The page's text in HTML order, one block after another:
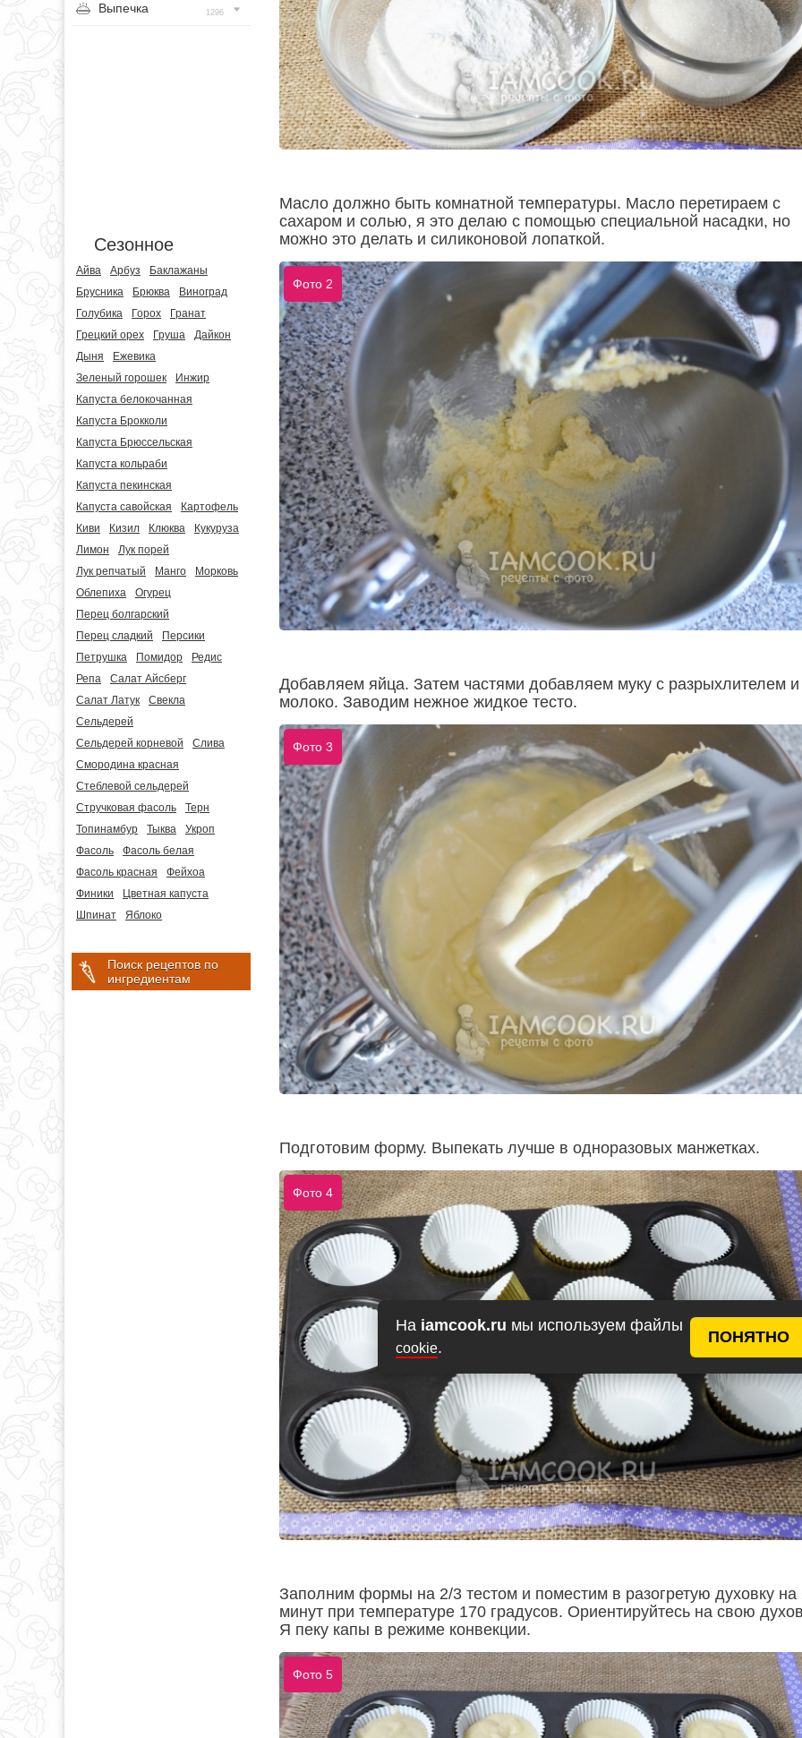
На iamcook.ru мы используем файлы
cookie.
ПОНЯТНО
Выпечка 1296
Сезонное
Айва Арбуз
Баклажаны
Брусника
Брюква
Виноград
Голубика
Горох
Гранат
Грецкий орех
Груша
Дайкон
Дыня
Ежевика
Зеленый горошек
Инжир
Капуста белокочанная
Капуста Брокколи
Капуста Брюссельская
Капуста кольраби
Капуста пекинская
Капуста савойская
Картофель
Киви
Кизил Клюква
Кукуруза
Лимон
Лук порей
Лук репчатый
Манго
Морковь
Облепиха
Огурец
Перец болгарский
Перец сладкий
Персики
Петрушка
Помидор
Редис
Репа
Салат Айсберг
Салат Латук
Свекла
Сельдерей
Сельдерей корневой
Слива
Смородина красная
Стеблевой сельдерей
Стручковая фасоль
Терн
Топинамбур
Тыква
Укроп
Фасоль
Фасоль белая
Фасоль красная
Фейхоа
Финики
Цветная капуста
Шпинат
Яблоко
Поиск рецептов по
ингредиентам
Масло должно быть комнатной температуры. Масло перетираем с
сахаром и солью, я это делаю с помощью специальной насадки, но
можно это делать и силиконовой лопаткой.
Фото 2
Добавляем яйца. Затем частями добавляем муку с разрыхлителем и
молоко. Заводим нежное жидкое тесто.
Фото 3
Подготовим форму. Выпекать лучше в одноразовых манжетках.
Фото 4
Заполним формы на 2/3 тестом и поместим в разогретую духовку на
минут при температуре 170 градусов. Ориентируйтесь на свою
Я пеку капы в режиме конвекции.
Фото 5